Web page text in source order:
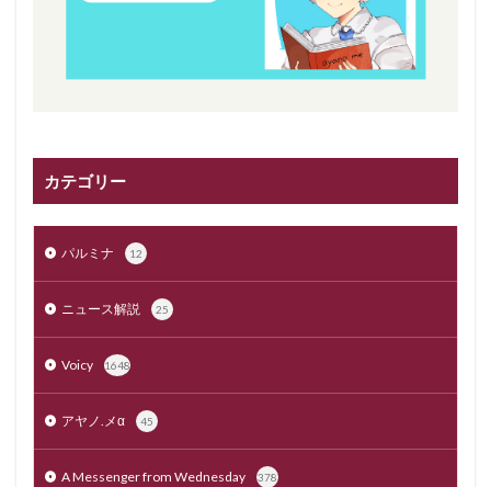
カテゴリー
パルミナ 12
ニュース解説 25
Voicy 1648
アヤノ.メα 45
A Messenger from Wednesday 378